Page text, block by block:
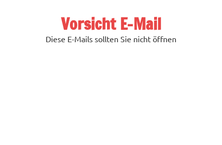
Vorsicht E-Mail
Diese E-Mails sollten Sie nicht öffnen